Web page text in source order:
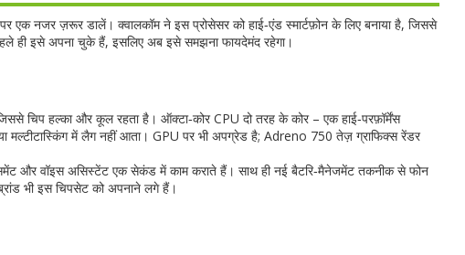
नजर ज़रूर डालें। क्वालकॉम ने इस प्रोसेसर को हाई‑एंड स्मार्टफ़ोन के लिए बनाया है, जिससे
ही इसे अपना चुके हैं, इसलिए अब इसे समझना फायदेमंद रहेगा।
चिप हल्का और कूल रहता है। ऑक्टा‑कोर CPU दो तरह के कोर – एक हाई‑परफ़ॉर्मेंस
मल्टीटास्किंग में लैग नहीं आता। GPU पर भी अपग्रेड है; Adreno 750 तेज़ ग्राफिक्स रेंडर
और वॉइस असिस्टेंट एक सेकंड में काम कराते हैं। साथ ही नई बैटरि‑मैनेजमेंट तकनीक से फोन
भी इस चिपसेट को अपनाने लगे हैं।